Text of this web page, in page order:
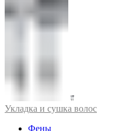
Укладка и сушка волос
Фены